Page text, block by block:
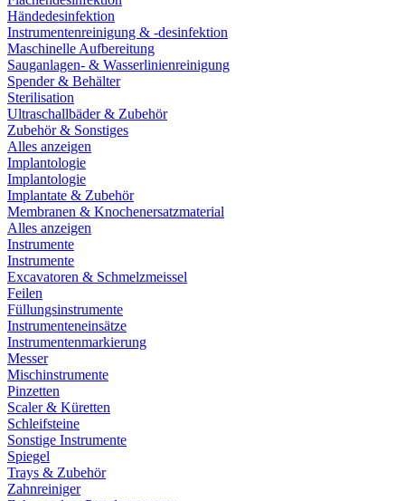
Händedesinfektion
Instrumentenreinigung & -desinfektion
Maschinelle Aufbereitung
Sauganlagen- & Wasserlinienreinigung
Spender & Behälter
Sterilisation
Ultraschallbäder & Zubehör
Zubehör & Sonstiges
Alles anzeigen
Implantologie
Implantologie
Implantate & Zubehör
Membranen & Knochenersatzmaterial
Alles anzeigen
Instrumente
Instrumente
Excavatoren & Schmelzmeissel
Feilen
Füllungsinstrumente
Instrumenteneinsätze
Instrumentenmarkierung
Messer
Mischinstrumente
Pinzetten
Scaler & Küretten
Schleifsteine
Sonstige Instrumente
Spiegel
Trays & Zubehör
Zahnreiniger